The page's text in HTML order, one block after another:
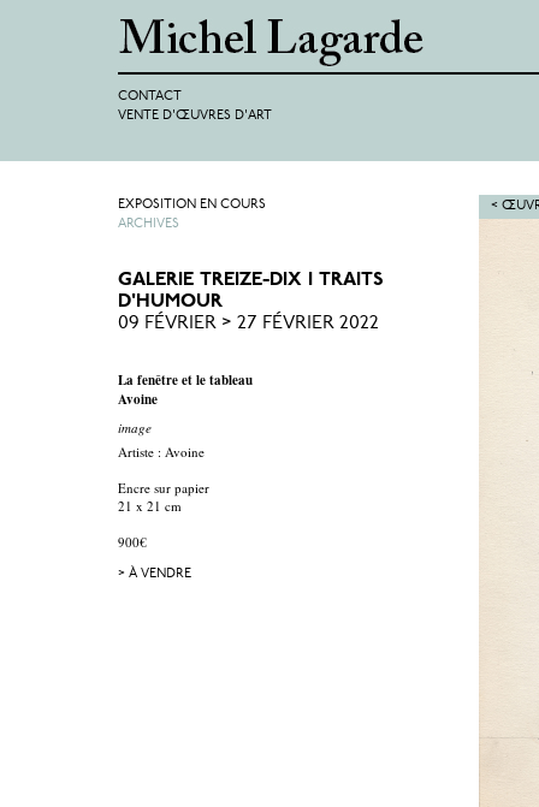
CONTACT
VENTE D'ŒUVRES D'ART
<
EXPOSITION EN COURS
ARCHIVES
GALERIE TREIZE-DIX I TRAITS
D'HUMOUR
09 FÉVRIER > 27 FÉVRIER 2022
La fenêtre et le tableau
Avoine
image
Artiste : Avoine
Encre sur papier
21 x 21 cm
900€
> À VENDRE